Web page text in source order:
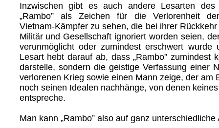
Inzwischen gibt es auch andere Lesarten
„Rambo” als Zeichen für die Verlorenheit
Vietnam-Kämpfer zu sehen, die bei ihrer
Militär und Gesellschaft ignoriert worden seien,
verunmöglicht oder zumindest erschwert wurde
Lesart hebt darauf ab, dass „Rambo” zumindest
darstelle, sondern die geistige Verfassung einer
verlorenen Krieg sowie einen Mann zeige, der am
noch seinen Idealen nachhänge, von denen
entspreche.
Man kann „Rambo” also auf ganz unterschiedliche